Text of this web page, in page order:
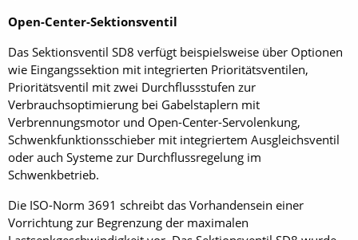
Open-Center-Sektionsventil
Das Sektionsventil SD8 verfügt beispielsweise über Optionen
wie Eingangssektion mit integrierten Prioritätsventilen,
Prioritätsventil mit zwei Durchflussstufen zur
Verbrauchsoptimierung bei Gabelstaplern mit
Verbrennungsmotor und Open-Center-Servolenkung,
Schwenkfunktionsschieber mit integriertem Ausgleichsventil
oder auch Systeme zur Durchflussregelung im
Schwenkbetrieb.
Die ISO-Norm 3691 schreibt das Vorhandensein einer
Vorrichtung zur Begrenzung der maximalen